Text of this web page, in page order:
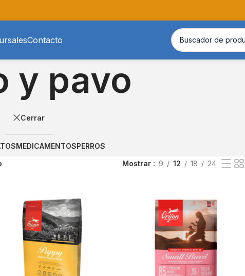
Contacto
y pavo
Cerrar
MEDICAMENTOSPERROS
Mostrar 9 12 18 24